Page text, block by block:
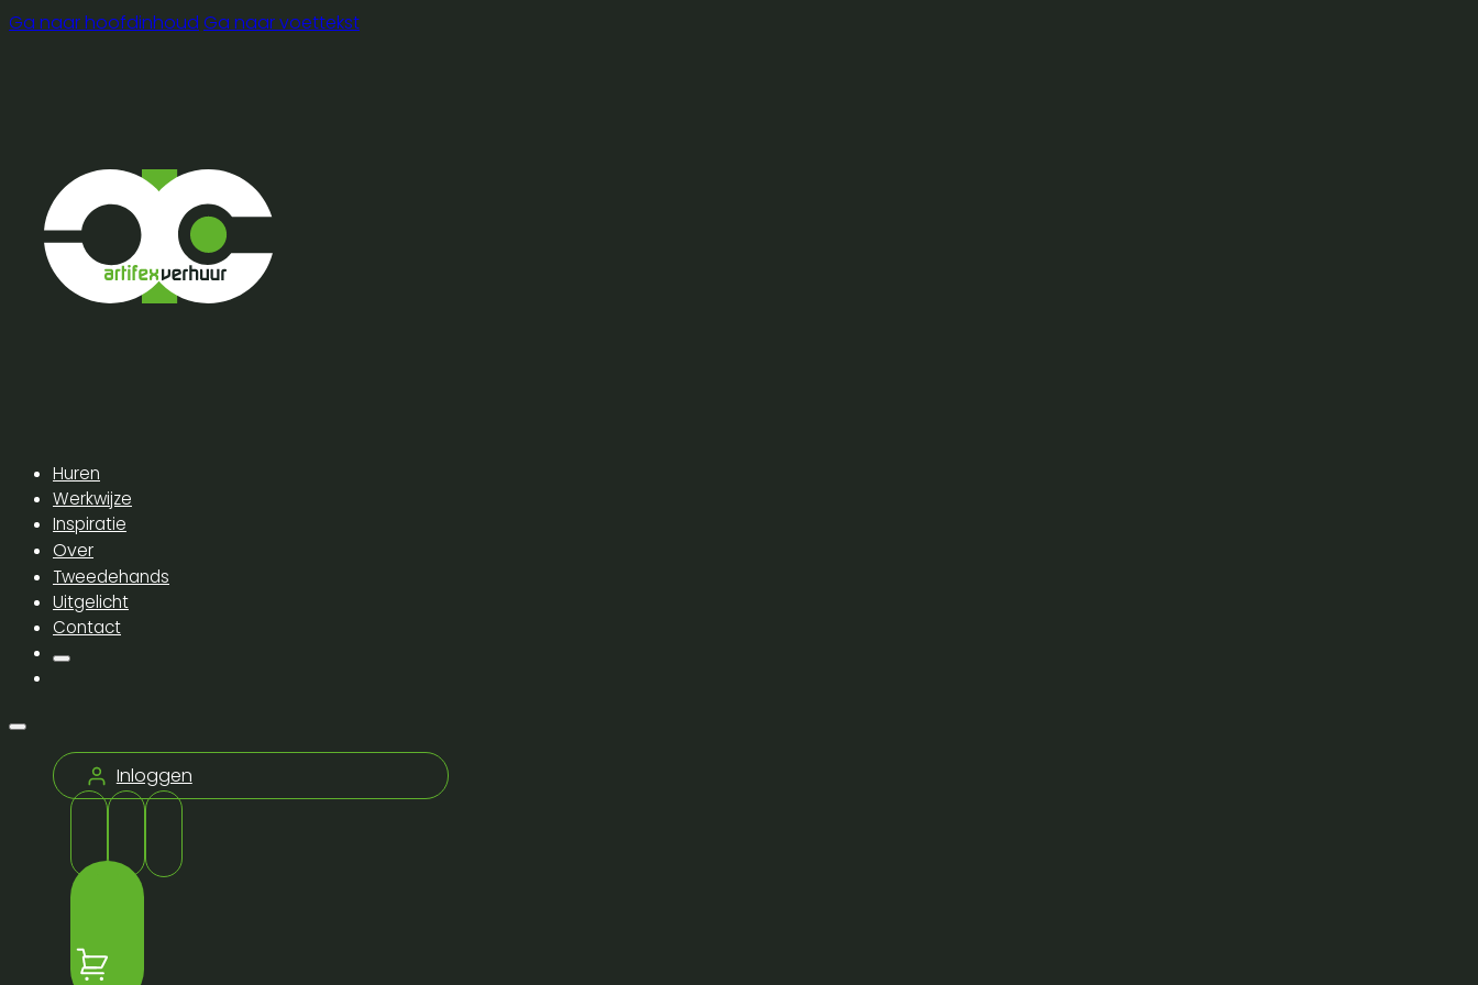
Ga naar hoofdinhoud Ga naar voettekst
Huren
Werkwijze
Inspiratie
Over
Tweedehands
Uitgelicht
Contact
Inloggen